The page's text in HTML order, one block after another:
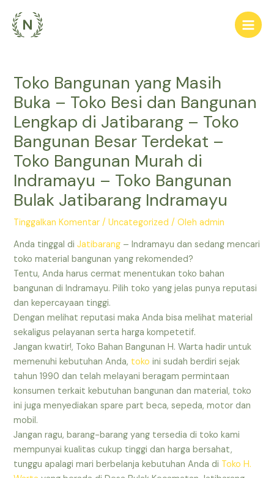
konten
Main
Toko Bangunan yang Masih
Buka – Toko Besi dan Bangunan
Lengkap di Jatibarang – Toko
Bangunan Besar Terdekat –
Toko Bangunan Murah di
Indramayu – Toko Bangunan
Bulak Jatibarang Indramayu
Tinggalkan Komentar /Uncategorized / Olehadmin
Anda tinggal diJatibarang – Indramayu dan sedang mencari
toko material bangunan yang rekomended?
Tentu, Anda harus cermat menentukan toko bahan
bangunan di Indramayu. Pilih toko yang jelas punya reputasi
dan kepercayaan tinggi.
Dengan melihat reputasi maka Anda bisa melihat material
sekaligus pelayanan serta harga kompetetif.
Jangan kwatir!, Toko Bahan Bangunan H. Warta hadir untuk
memenuhi kebutuhan Anda, toko ini sudah berdiri sejak
tahun 1990 dan telah melayani beragam permintaan
konsumen terkait kebutuhan bangunan dan material, toko
ini juga menyediakan spare part beca, sepeda, motor dan
mobil.
Jangan ragu, barang-barang yang tersedia di toko kami
mempunyai kualitas cukup tinggi dan harga bersahat,
tunggu apalagi mari berbelanja kebutuhan Anda di Toko H.